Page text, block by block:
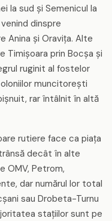
la sud și Semenicul la
dinspre
Anina și Oravița. Alte
Timișoara prin Bocșa și
ruginit al fostelor
muncitorești
rar întâlnit în altă
rutiere face ca piața
decât în alte
OMV, Petrom,
dar numărul lor total
sau Drobeta-Turnu
stațiilor sunt pe